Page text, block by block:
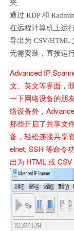
夹
通过 RDP 和
在远程计算机上运
导出为 CSV/HTML
无需安装，直接运
Advanced IP
文、英文等界面，
一下网络设备的朋
络设备外，
那些开启了共享文
备，轻松连接共享
elnet, SSH 等命令
出为 HTML 或 CSV